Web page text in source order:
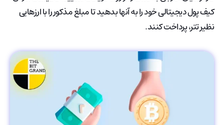
کیف پول دیجیتالی خود را به آنها بدهید تا مبلغ مذکور را با ارزهایی
نظیر تتر، پرداخت کنند.